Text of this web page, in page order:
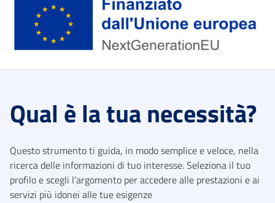
Qual è la tua necessità?
Questo strumento ti guida, in modo semplice e veloce, nella
ricerca delle informazioni di tuo interesse. Seleziona il tuo
profilo e scegli l’argomento per accedere alle prestazioni e ai
servizi più idonei alle tue esigenze